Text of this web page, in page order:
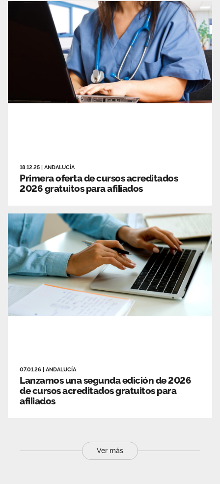
18.12.25 ANDALUCÍA
Primera oferta de cursos acreditados
2026 gratuitos para afiliados
07.01.26 ANDALUCÍA
Lanzamos una segunda edición de 2026
de cursos acreditados gratuitos para
afiliados
Ver más